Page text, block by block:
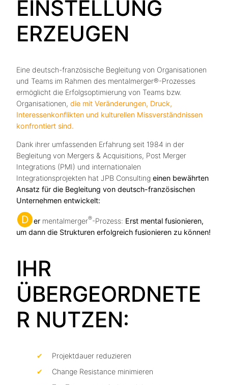
EINSTELLUNG
ERZEUGEN
Eine deutsch-französische Begleitung von Organisationen
und Teams im Rahmen des mentalmerger®-Prozesses
ermöglicht die Erfolgsoptimierung von Teams bzw.
Organisationen, die mit Veränderungen, Druck,
Interessenkonflikten und kulturellen Missverständnissen
konfrontiert sind.
Dank ihrer umfassenden Erfahrung seit 1984 in der
Begleitung von Mergers & Acquisitions, Post Merger
Integrations (PMI) und internationalen
Integrationsprojekten hat JPB Consulting einen bewährten
Ansatz für die Begleitung von deutsch-französischen
Unternehmen entwickelt:
D er mentalmerger®-Prozess: Erst mental fusionieren,
um dann die Strukturen erfolgreich fusionieren zu können!
IHR
ÜBERGEORDNETE
R NUTZEN:
Projektdauer reduzieren
Change Resistance minimieren